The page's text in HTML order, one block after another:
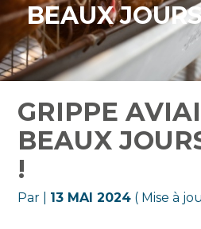
BEAUX
GRIPPE
BEAUX
!
Par 13 MAI 2024 ( Mise à